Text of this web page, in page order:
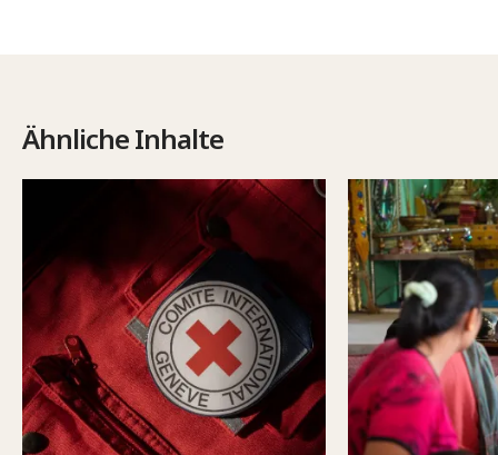
Ähnliche Inhalte